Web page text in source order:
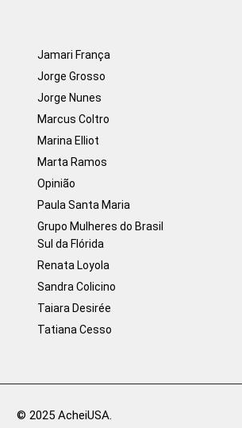
Jamari França
Jorge Grosso
Jorge Nunes
Marcus Coltro
Marina Elliot
Marta Ramos
Opinião
Paula Santa Maria
Grupo Mulheres do Brasil
Sul da Flórida
Renata Loyola
Sandra Colicino
Taiara Desirée
Tatiana Cesso
© 2025 AcheiUSA.